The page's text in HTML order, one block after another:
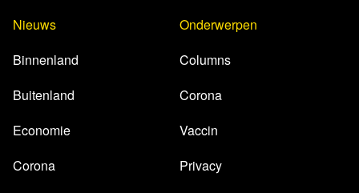
Nieuws
Binnenland
Buitenland
Economie
Corona
Onderwerpen
Columns
Corona
Vaccin
Privacy